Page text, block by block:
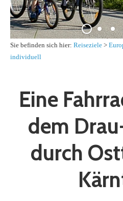
Sie befinden sich hier: Reiseziele >
individuell
Eine
dem
durch